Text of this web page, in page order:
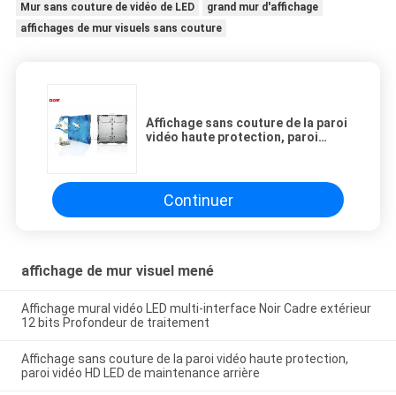
Mur sans couture de vidéo de LED
grand mur d'affichage
affichages de mur visuels sans couture
Affichage sans couture de la paroi
vidéo haute protection, paroi
Continuer
affichage de mur visuel mené
Affichage mural vidéo LED multi-interface Noir Cadre extérieur
12 bits Profondeur de traitement
Affichage sans couture de la paroi vidéo haute protection,
paroi vidéo HD LED de maintenance arrière